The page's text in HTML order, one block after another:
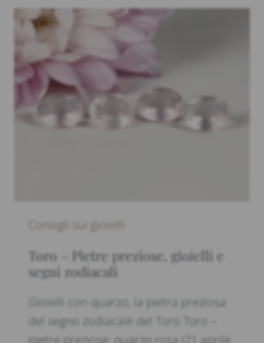
Consigli sui gioielli
Toro – Pietre preziose, gioielli e
segni zodiacali
Gioielli con quarzo, la pietra preziosa
del segno zodiacale del Toro Toro –
pietre preziose: quarzo rosa (21 aprile